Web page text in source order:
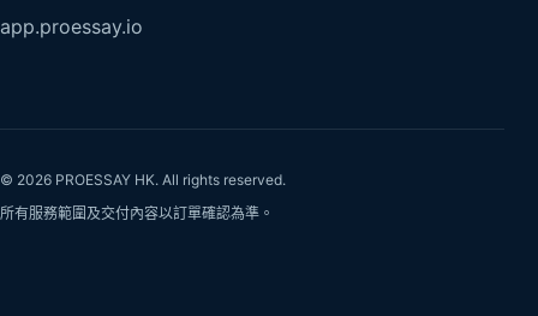
app.proessay.io
© 2026 PROESSAY HK. All rights reserved.
所有服務範圍及交付內容以訂單確認為準。